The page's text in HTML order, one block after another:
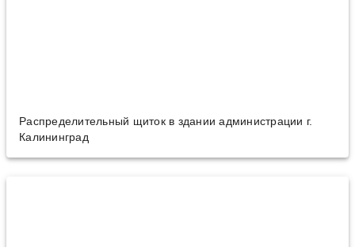
Распределительный щиток в здании администрации г.
Калининград